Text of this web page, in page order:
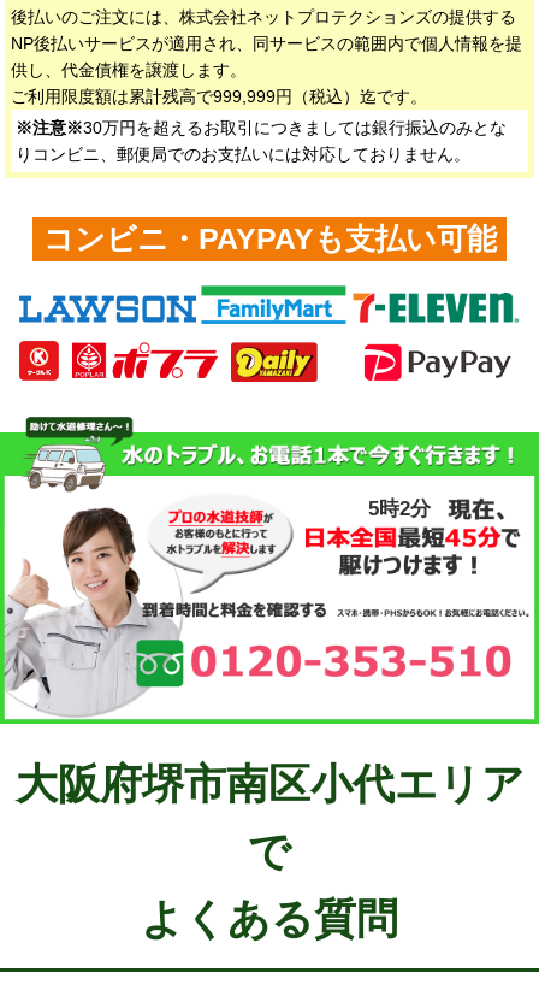
後払いのご注文には、株式会社ネットプロテクションズの提供する
NP後払いサービスが適用され、同サービスの範囲内で個人情報を提
供し、代金債権を譲渡します。
ご利用限度額は累計残高で999,999円（税込）迄です。
※注意※30万円を超えるお取引につきましては銀行振込のみとな
りコンビニ、郵便局でのお支払いには対応しておりません。
コンビニ・PAYPAYも支払い可能
5時2分
大阪府堺市南区小代エリア
で
よくある質問